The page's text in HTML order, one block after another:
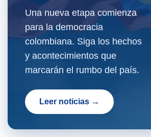
Una nueva etapa comienza
para la democracia
colombiana. Siga los hechos
y acontecimientos que
marcarán el rumbo del país.
Leer noticias →